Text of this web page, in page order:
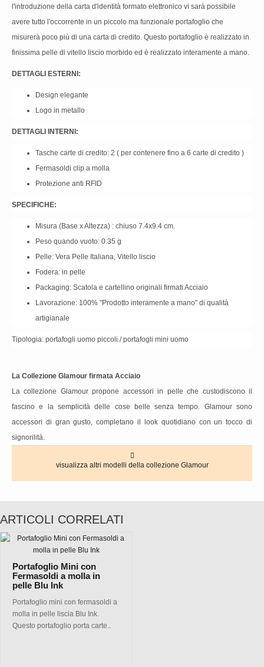
l'introduzione della carta d'identità formato elettronico vi sarà possibile
avere tutto l'occorrente in un piccolo ma funzionale portafoglio che
misurerà poco più di una carta di credito. Questo portafoglio è realizzato in
finissima pelle di vitello liscio morbido ed è realizzato interamente a mano.
DETTAGLI ESTERNI:
Design elegante
Logo in metallo
DETTAGLI INTERNI:
Tasche carte di credito: 2 ( per contenere fino a 6 carte di credito )
Fermasoldi clip a molla
Protezione anti RFID
SPECIFICHE:
Misura (Base x Altezza) : chiuso 7.4x9.4 cm.
Peso quando vuoto: 0.35 g
Pelle: Vera Pelle Italiana, Vitello liscio
Fodera: in pelle
Packaging: Scatola e cartellino originali firmati Acciaio
Lavorazione: 100% "Prodotto interamente a mano" di qualità
artigianale
Tipologia: portafogli uomo piccoli / portafogli mini uomo
La Collezione Glamour firmata Acciaio
La collezione Glamour propone accessori in pelle che custodiscono il
fascino e la semplicità delle cose belle senza tempo. Glamour sono
accessori di gran gusto, completano il look quotidiano con un tocco di
signorilità.
visualizza altri modelli della collezione Glamour
ARTICOLI CORRELATI
Portafoglio Mini con
Fermasoldi a molla in
pelle Blu Ink
Portafoglio mini con fermasoldi a
molla in pelle liscia Blu Ink.
Questo portafoglio porta carte..